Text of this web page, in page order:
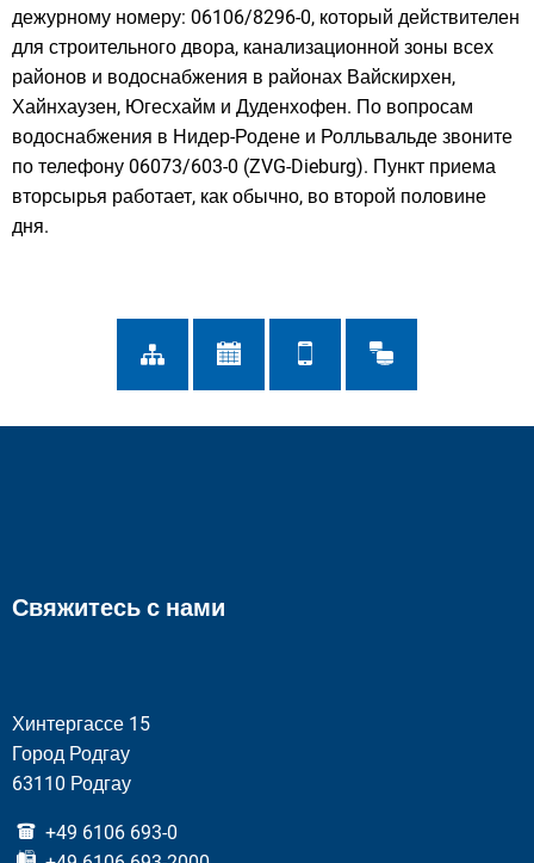
дежурному номеру: 06106/8296-0, который действителен
для строительного двора, канализационной зоны всех
районов и водоснабжения в районах Вайскирхен,
Хайнхаузен, Югесхайм и Дуденхофен. По вопросам
водоснабжения в Нидер-Родене и Ролльвальде звоните
по телефону 06073/603-0 (ZVG-Dieburg). Пункт приема
вторсырья работает, как обычно, во второй половине
дня.
Свяжитесь с нами
Хинтергассе 15
Город Родгау
63110 Родгау
+49 6106 693-0